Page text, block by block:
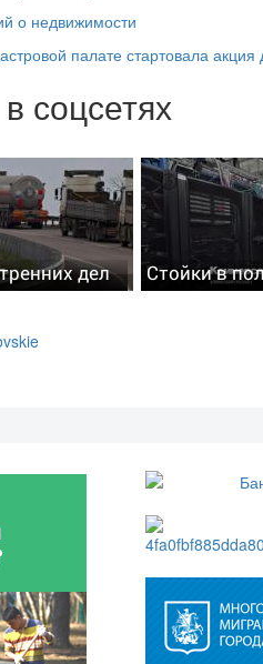
о недвижимости
палате стартовала
соцсетях
дел Стойки в